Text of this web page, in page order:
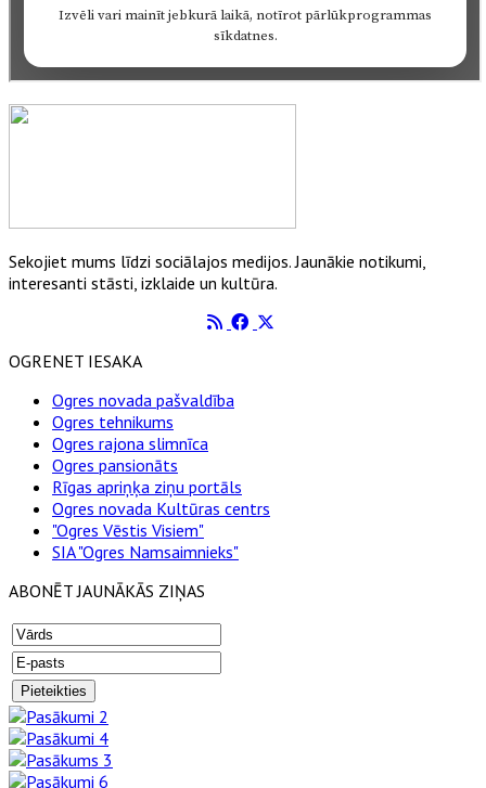
Sekojiet mums līdzi sociālajos medijos. Jaunākie notikumi,
interesanti stāsti, izklaide un kultūra.
OGRENET IESAKA
Ogres novada pašvaldība
Ogres tehnikums
Ogres rajona slimnīca
Ogres pansionāts
Rīgas apriņķa ziņu portāls
Ogres novada Kultūras centrs
"Ogres Vēstis Visiem"
SIA "Ogres Namsaimnieks"
ABONĒT JAUNĀKĀS ZIŅAS